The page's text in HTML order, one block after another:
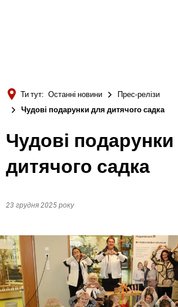
Русский
Deutsch
Ти тут: Останні новини
Прес-релізи
Чудові подарунки для дитячого садка
Чудові
дитячого садка
23 грудня 2025 року